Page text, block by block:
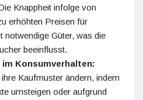
Knappheit infolge von
erhöhten Preisen für
notwendige Güter, was die
beeinflusst.
im Konsumverhalten:
Kaufmuster ändern, indem
umsteigen oder aufgrund